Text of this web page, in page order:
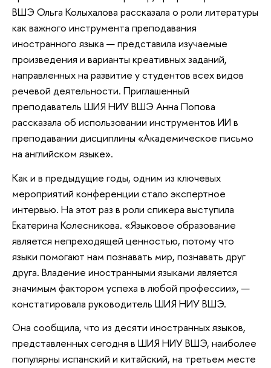
ВШЭ Ольга Колыхалова рассказала о роли литературы
как важного инструмента преподавания
иностранного языка — представила изучаемые
произведения и варианты креативных заданий,
направленных на развитие у студентов всех видов
речевой деятельности. Приглашенный
преподаватель ШИЯ НИУ ВШЭ Анна Попова
рассказала об использовании инструментов ИИ в
преподавании дисциплины «Академическое письмо
на английском языке».
Как и в предыдущие годы, одним из ключевых
мероприятий конференции стало экспертное
интервью. На этот раз в роли спикера выступила
Екатерина Колесникова. «Языковое образование
является непреходящей ценностью, потому что
языки помогают нам познавать мир, познавать друг
друга. Владение иностранными языками является
значимым фактором успеха в любой профессии», —
констатировала руководитель ШИЯ НИУ ВШЭ.
Она сообщила, что из десяти иностранных языков,
представленных сегодня в ШИЯ НИУ ВШЭ, наиболее
популярны испанский и китайский, на третьем месте